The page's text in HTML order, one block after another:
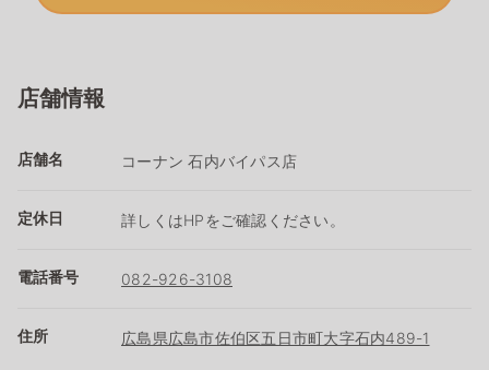
店舗情報
店舗名 コーナン 石内バイパス店
定休日 詳しくはHPをご確認ください。
電話番号 082-926-3108
住所 広島県広島市佐伯区五日市町大字石内489-1